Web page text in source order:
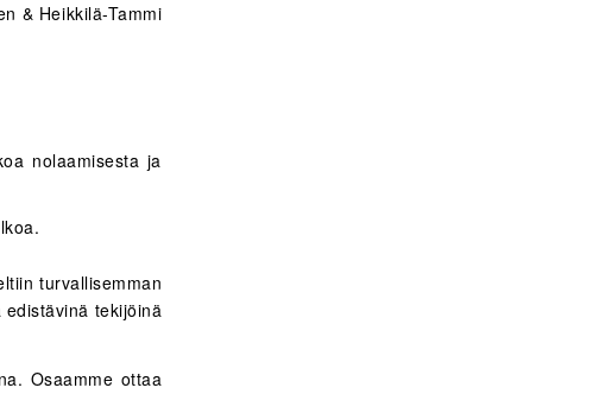
& Heikkilä-Tammi
nolaamisesta ja
turvallisemman
tekijöinä
Osaamme ottaa